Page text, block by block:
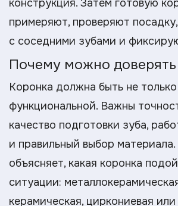
конструкция. Затем готовую
примеряют, проверяют посадку,
с соседними зубами и
Почему можно
Коронка должна быть не
функциональной. Важны
качество подготовки зуба,
и правильный выбор
объясняет, какая коронка
ситуации:
керамическая, циркониевая